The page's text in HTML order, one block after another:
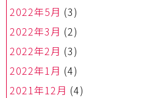
2022年5月 (3)
2022年3月 (2)
2022年2月 (3)
2022年1月 (4)
2021年12月 (4)